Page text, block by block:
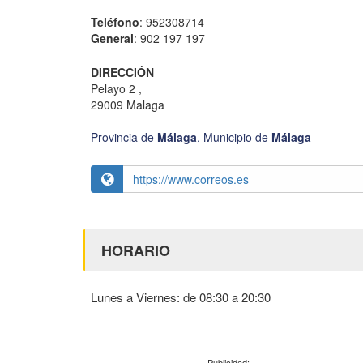
Teléfono: 952308714
General: 902 197 197
DIRECCIÓN
Pelayo 2 ,
29009 Malaga
Provincia de Málaga, Municipio de Málaga
https://www.correos.es
HORARIO
Lunes a Viernes: de 08:30 a 20:30